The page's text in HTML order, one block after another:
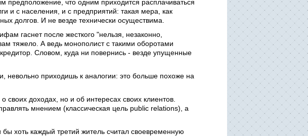
предположение, что одним приходится расплачиваться
и с населения, и с предприятий: такая мера, как
долгов. И не везде технически осуществима.
гаснет после жесткого "нельзя, незаконно,
тяжело. А ведь монополист с такими оборотами
Словом, куда ни повернись - везде упущенные
невольно приходишь к аналогии: это больше похоже на
доходах, но и об интересах своих клиентов.
мнением (классическая цель public relations), а
хоть каждый третий житель считал своевременную